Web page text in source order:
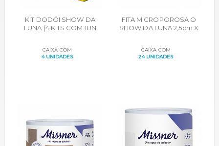
KIT DODÓI SHOW DA
LUNA (4 KITS COM 1UN
1UN CURATIVO LÍQUIDO
CAIXA COM
4 UNIDADES
FITA MICROPOROSA O
SHOW DA LUNA 2,5cm X
CAIXA COM
24 UNIDADES